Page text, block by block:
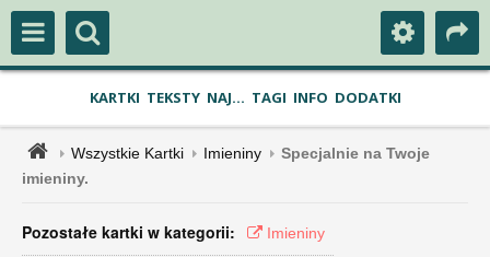
KARTKI TEKSTY NAJ... TAGI INFO DODATKI
Wszystkie Kartki Imieniny
Specjalnie na Twoje
imieniny.
Pozostałe kartki w kategorii: Imieniny